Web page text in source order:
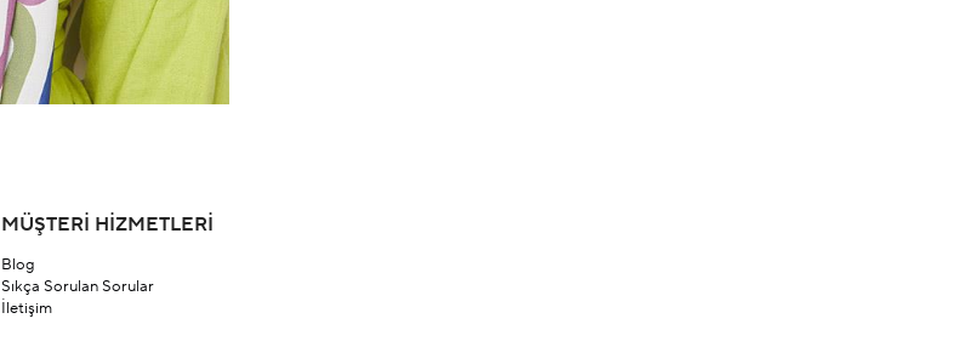
MÜŞTERİ HİZMETLERİ
Blog
Sıkça Sorulan Sorular
İletişim